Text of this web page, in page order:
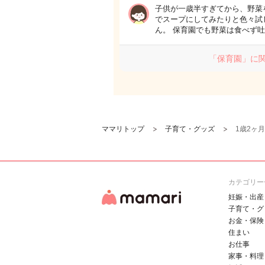
子供が一歳半すぎてから、野
でスープにしてみたりと色々
ん。 保育園でも野菜は食べず
「保育園」に
ママリトップ 子育て・グッズ 1歳2ヶ
カテゴリ
妊娠・出産
子育て・
お金・保険
住まい
お仕事
家事・料理